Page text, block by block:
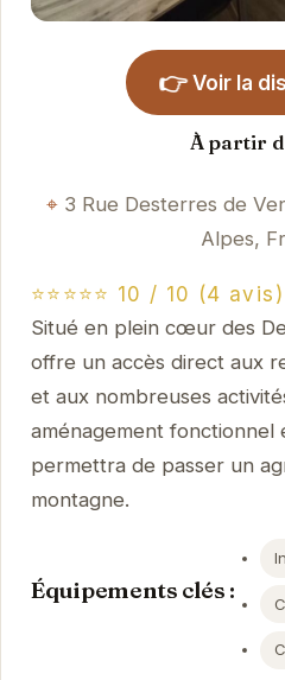
👉 Voir la
À partir
3 Rue Desterres de
Alpes,
⭐⭐⭐⭐⭐ 10 / 10 (4 avis)
Situé en plein cœur des
offre un accès direct aux
et aux nombreuses
aménagement fonctionnel
permettra de passer un
montagne.
Équipements clés :